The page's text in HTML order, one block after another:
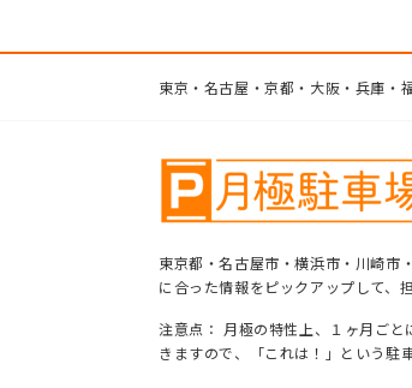
東京・名古屋・京都・大阪・兵庫・
東京都・名古屋市・横浜市・川崎市
に合った情報をピックアップして、
注意点： 月極の特性上、１ヶ月ご
きますので、「これは！」という駐